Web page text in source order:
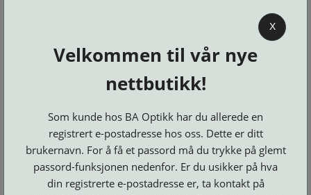
KONTAKT
BESTILL
DELER
LOGG INN
Brillerens
Brillesnorer
Clip-
og
Suncover
Etuier
Innfatninger
Lesebriller
og
Speil
Maskiner
Microkluter
Neseputer
og
Solbriller
X
Velkommen til vår nye
nettbutikk!
Som kunde hos BA Optikk har du allerede en
registrert e-postadresse hos oss. Dette er ditt
brukernavn. For å få et passord må du trykke på glemt
passord-funksjonen nedenfor. Er du usikker på hva
din registrerte e-postadresse er, ta kontakt på